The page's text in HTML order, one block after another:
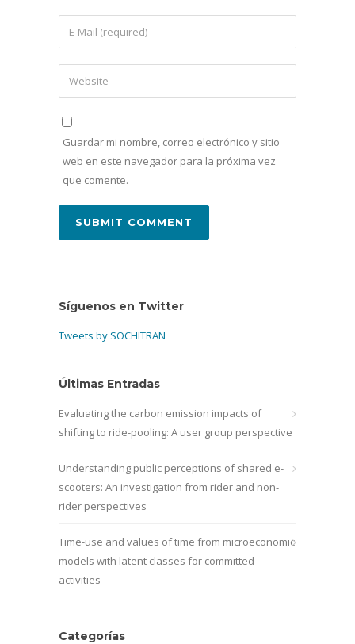
Guardar mi nombre, correo electrónico y sitio
web en este navegador para la próxima vez
que comente.
Síguenos en Twitter
Tweets by SOCHITRAN
Últimas Entradas
Evaluating the carbon emission impacts of
shifting to ride-pooling: A user group perspective
Understanding public perceptions of shared e-
scooters: An investigation from rider and non-
rider perspectives
Time-use and values of time from microeconomic
models with latent classes for committed
activities
Categorías